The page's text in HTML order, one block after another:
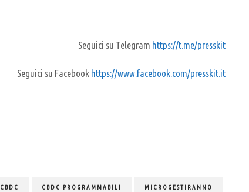
Seguici su Telegram https://t.me/presskit
Seguici su Facebook https://www.facebook.com/presskit.it
CBDC CBDC PROGRAMMABILI MICROGESTIRANNO